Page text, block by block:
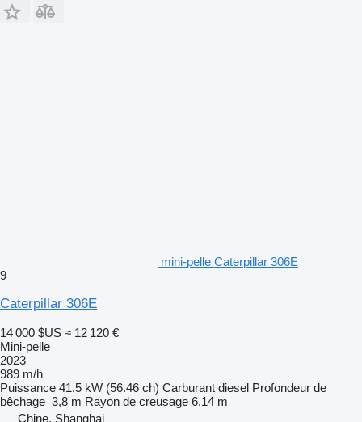
mini-pelle Caterpillar 306E
9
Caterpillar 306E
14 000 $US ≈ 12 120 €
Mini-pelle
2023
989 m/h
Puissance 41.5 kW (56.46 ch) Carburant diesel Profondeur de
bêchage 3,8 m Rayon de creusage 6,14 m
Chine, Shanghai